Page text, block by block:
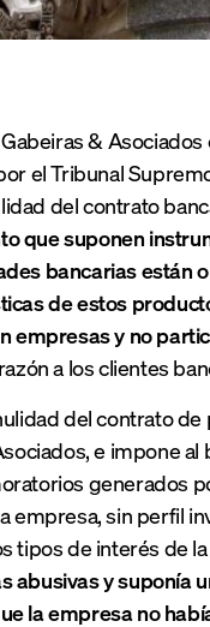
&
por el Tribunal
del contrato
que suponen
bancarias
de estos
empresas y no
a los clientes
del contrato
e impone
generados
empresa, sin perfil
tipos de interés de
abusivas y suponía
la empresa no